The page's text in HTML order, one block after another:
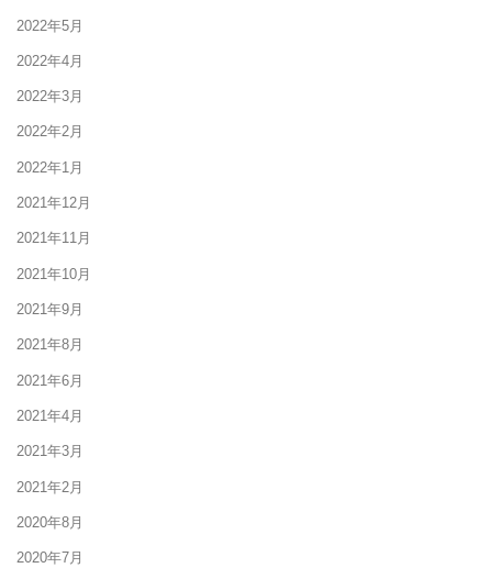
2022年5月
2022年4月
2022年3月
2022年2月
2022年1月
2021年12月
2021年11月
2021年10月
2021年9月
2021年8月
2021年6月
2021年4月
2021年3月
2021年2月
2020年8月
2020年7月